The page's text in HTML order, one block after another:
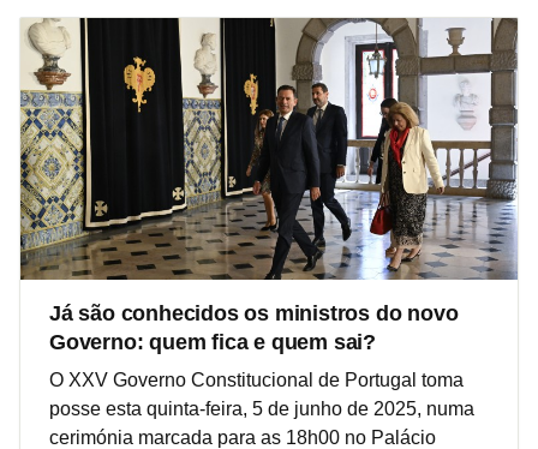
Já são conhecidos os ministros do novo
Governo: quem fica e quem sai?
O XXV Governo Constitucional de Portugal toma
posse esta quinta-feira, 5 de junho de 2025, numa
cerimónia marcada para as 18h00 no Palácio